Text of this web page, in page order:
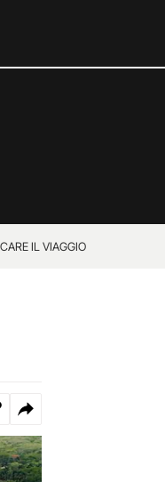
IL VIAGGIO